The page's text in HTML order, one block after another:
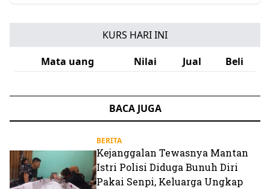
KURS HARI INI
Mata uang
Nilai Jual Beli
BACA JUGA
BERITA
Kejanggalan Tewasnya Mantan
Istri Polisi Diduga Bunuh Diri
Pakai Senpi, Keluarga Ungkap